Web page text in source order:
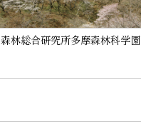
森林総合研究所多摩森林科学園